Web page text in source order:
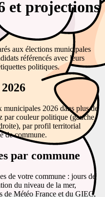
et projections
aux élections municipales
référencés avec leurs
politiques.
municipales 2026 dans plus de
par couleur politique (gauche,
par profil territorial
de commune.
par commune
de votre commune : jours de
du niveau de la mer,
de Météo France et du GIEC,